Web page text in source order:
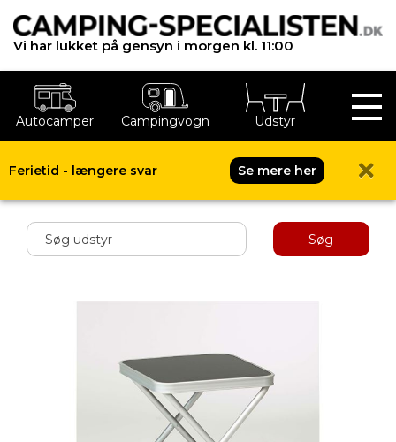
Vi har lukket på gensyn i morgen kl. 11:00
Autocamper Campingvogn Udstyr
Ferietid - længere svar
Se mere her
Søg